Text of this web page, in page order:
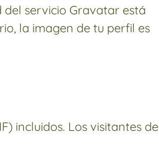
servicio Gravatar está
la imagen de tu perfil es
incluidos. Los visitantes de